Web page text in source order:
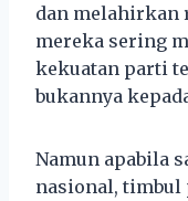
dan melahirkan
mereka sering
kekuatan parti
bukannya
Namun apabila
nasional, timbul